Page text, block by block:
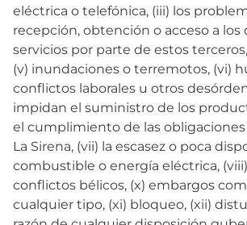
eléctrica o telefónica, (iii) los
recepción, obtención o acceso a los
servicios por parte de estos
(v) inundaciones o terremotos, (vi)
conflictos laborales u otros
impidan el suministro de los
el cumplimiento de las
La Sirena, (vii) la escasez o poca
combustible o energía eléctrica,
conflictos bélicos, (x) embargos
cualquier tipo, (xi) bloqueo, (xii)